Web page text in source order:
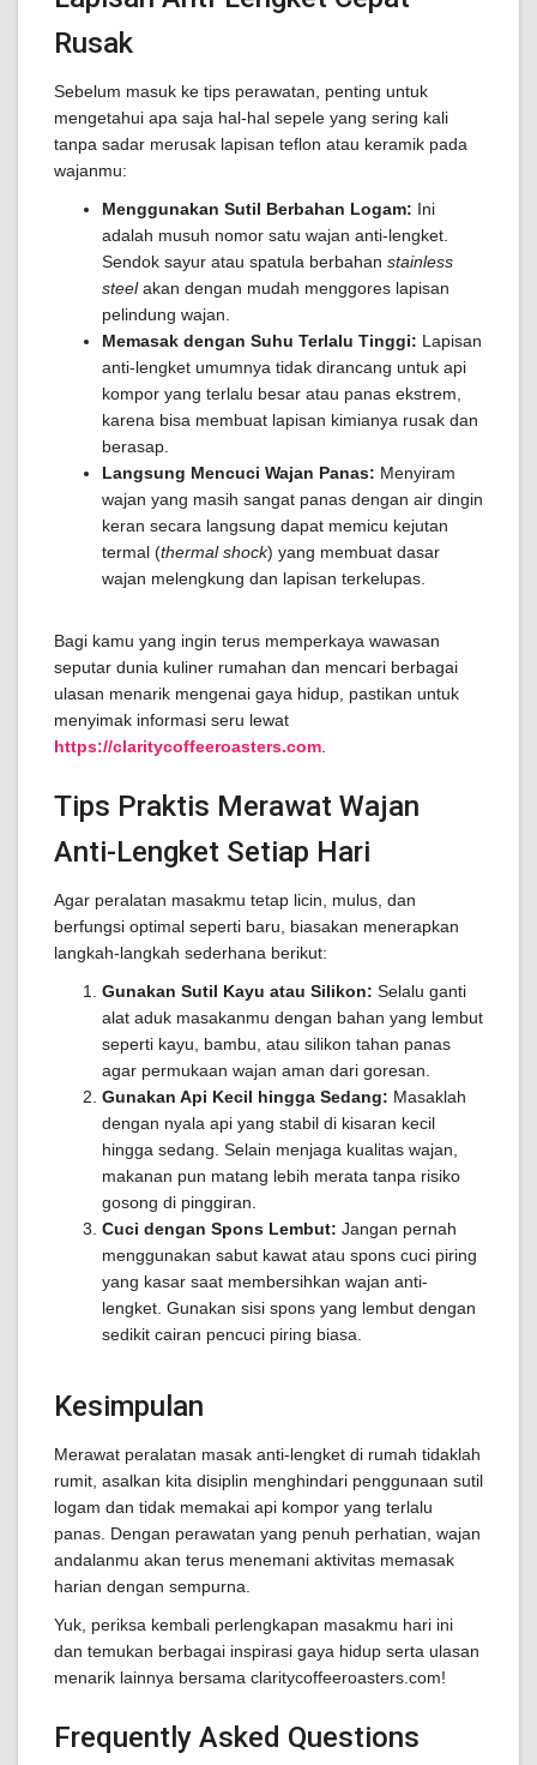
Rusak
Sebelum masuk ke tips perawatan, penting untuk
mengetahui apa saja hal-hal sepele yang sering kali
tanpa sadar merusak lapisan teflon atau keramik pada
wajanmu:
Menggunakan Sutil Berbahan Logam: Ini
adalah musuh nomor satu wajan anti-lengket.
Sendok sayur atau spatula berbahan stainless
steelakan dengan mudah menggores lapisan
pelindung wajan.
Memasak dengan Suhu Terlalu Tinggi: Lapisan
anti-lengket umumnya tidak dirancang untuk api
kompor yang terlalu besar atau panas ekstrem,
karena bisa membuat lapisan kimianya rusak dan
berasap.
Langsung Mencuci Wajan Panas: Menyiram
wajan yang masih sangat panas dengan air dingin
keran secara langsung dapat memicu kejutan
termal (thermal shock) yang membuat dasar
wajan melengkung dan lapisan terkelupas.
Bagi kamu yang ingin terus memperkaya wawasan
seputar dunia kuliner rumahan dan mencari berbagai
ulasan menarik mengenai gaya hidup, pastikan untuk
menyimak informasi seru lewat
https://claritycoffeeroasters.com
Tips Praktis Merawat Wajan
Anti-Lengket Setiap Hari
Agar peralatan masakmu tetap licin, mulus, dan
berfungsi optimal seperti baru, biasakan menerapkan
langkah-langkah sederhana berikut:
Gunakan Sutil Kayu atau Silikon: Selalu ganti
alat aduk masakanmu dengan bahan yang lembut
seperti kayu, bambu, atau silikon tahan panas
agar permukaan wajan aman dari goresan.
Gunakan Api Kecil hingga Sedang: Masaklah
dengan nyala api yang stabil di kisaran kecil
hingga sedang. Selain menjaga kualitas wajan,
makanan pun matang lebih merata tanpa risiko
gosong di pinggiran.
Cuci dengan Spons Lembut: Jangan pernah
menggunakan sabut kawat atau spons cuci piring
yang kasar saat membersihkan wajan anti-
lengket. Gunakan sisi spons yang lembut dengan
sedikit cairan pencuci piring biasa.
Kesimpulan
Merawat peralatan masak anti-lengket di rumah tidaklah
rumit, asalkan kita disiplin menghindari penggunaan sutil
logam dan tidak memakai api kompor yang terlalu
panas. Dengan perawatan yang penuh perhatian, wajan
andalanmu akan terus menemani aktivitas memasak
harian dengan sempurna.
Yuk, periksa kembali perlengkapan masakmu hari ini
dan temukan berbagai inspirasi gaya hidup serta ulasan
menarik lainnya bersama claritycoffeeroasters.com!
Frequently Asked Questions